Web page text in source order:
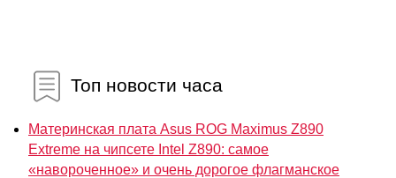
Топ новости часа
Материнская плата Asus ROG Maximus Z890
Extreme на чипсете Intel Z890: самое
«навороченное» и очень дорогое флагманское